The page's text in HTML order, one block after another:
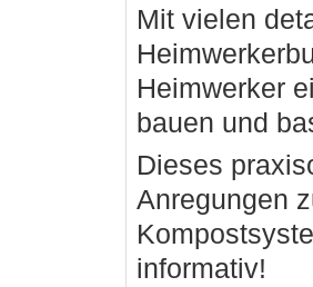
Mit vielen
Heimwerker
bauen und
Dieses
Anregungen
informativ!